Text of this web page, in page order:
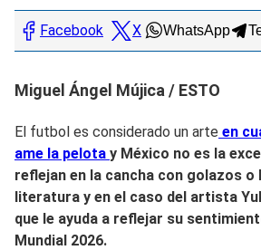
Facebook X WhatsApp
Miguel Ángel Mújica / ESTO
El futbol es considerado un arte en
ame la pelota y México no es la
reflejan en la cancha con golazos
literatura y en el caso del artista
que le ayuda a reflejar su
Mundial 2026.